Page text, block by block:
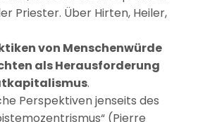
Priester. Über Hirten, Heiler,
von Menschenwürde
als Herausforderung
.
Perspektiven jenseits des
(Pierre